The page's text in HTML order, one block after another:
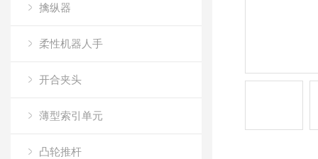
擒纵器
柔性机器人手
开合夹头
薄型索引单元
凸轮推杆